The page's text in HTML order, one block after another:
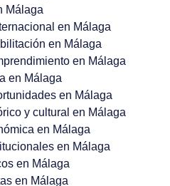
Málaga
en Málaga
en Málaga
en Málaga
en Málaga
en Málaga
y cultural en Málaga
en Málaga
en Málaga
en Málaga
en Málaga